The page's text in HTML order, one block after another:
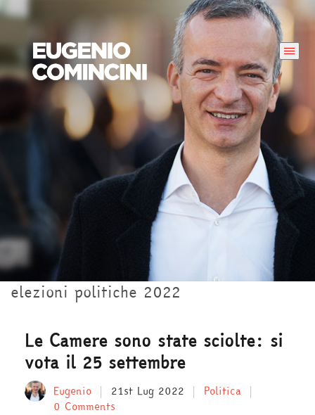
elezioni politiche 2022
Le Camere sono state sciolte: si
vota il 25 settembre
Eugenio 21st Lug 2022
Politica
0 Comments